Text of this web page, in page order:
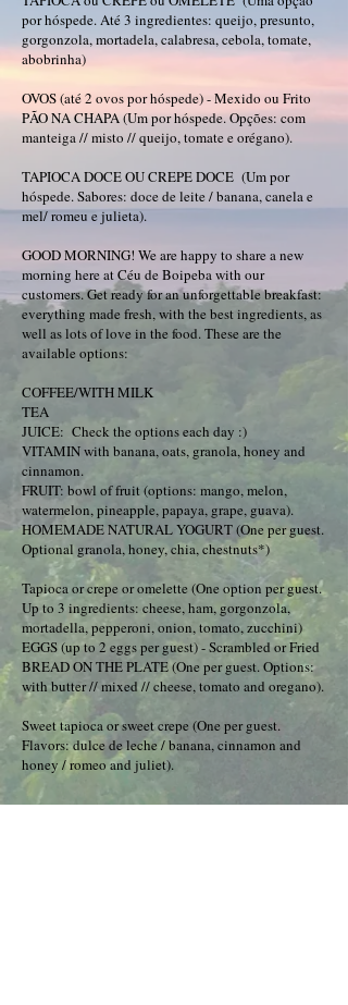
por hóspede. Até 3 ingredientes: queijo, presunto,
gorgonzola, mortadela, calabresa, cebola, tomate,
abobrinha)
OVOS (até 2 ovos por hóspede) - Mexido ou Frito
PÃO NA CHAPA (Um por hóspede. Opções: com
manteiga // misto // queijo, tomate e orégano).
TAPIOCA DOCE OU CREPE DOCE (Um por
hóspede. Sabores: doce de leite / banana, canela e
mel/ romeu e julieta).
GOOD MORNING! We are happy to share a new
morning here at Céu de Boipeba with our
customers. Get ready for an unforgettable breakfast:
everything made fresh, with the best ingredients, as
well as lots of love in the food. These are the
available options:​
COFFEE/WITH MILK
TEA
JUICE: Check the options each day :)
VITAMIN with banana, oats, granola, honey and
cinnamon.
FRUIT: bowl of fruit (options: mango, melon,
watermelon, pineapple, papaya, grape, guava).
HOMEMADE NATURAL YOGURT (One per guest.
Optional granola, honey, chia, chestnuts*)
Tapioca or crepe or omelette (One option per guest.
Up to 3 ingredients: cheese, ham, gorgonzola,
mortadella, pepperoni, onion, tomato, zucchini)
EGGS (up to 2 eggs per guest) - Scrambled or Fried
BREAD ON THE PLATE (One per guest. Options:
with butter // mixed // cheese, tomato and oregano).
Sweet tapioca or sweet crepe (One per guest.
Flavors: dulce de leche / banana, cinnamon and
honey / romeo and juliet).